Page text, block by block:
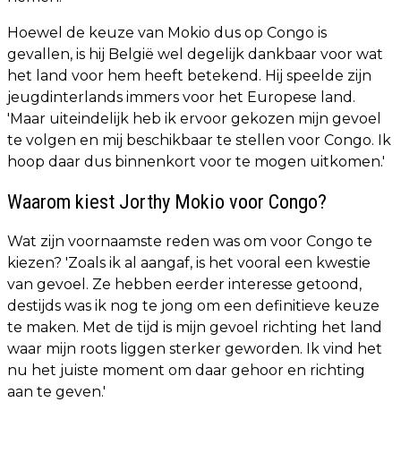
Hoewel de keuze van Mokio dus op Congo is
gevallen, is hij België wel degelijk dankbaar voor wat
het land voor hem heeft betekend. Hij speelde zijn
jeugdinterlands immers voor het Europese land.
'Maar uiteindelijk heb ik ervoor gekozen mijn gevoel
te volgen en mij beschikbaar te stellen voor Congo. Ik
hoop daar dus binnenkort voor te mogen uitkomen.'
Waarom kiest Jorthy Mokio voor Congo?
Wat zijn voornaamste reden was om voor Congo te
kiezen? 'Zoals ik al aangaf, is het vooral een kwestie
van gevoel. Ze hebben eerder interesse getoond,
destijds was ik nog te jong om een definitieve keuze
te maken. Met de tijd is mijn gevoel richting het land
waar mijn roots liggen sterker geworden. Ik vind het
nu het juiste moment om daar gehoor en richting
aan te geven.'